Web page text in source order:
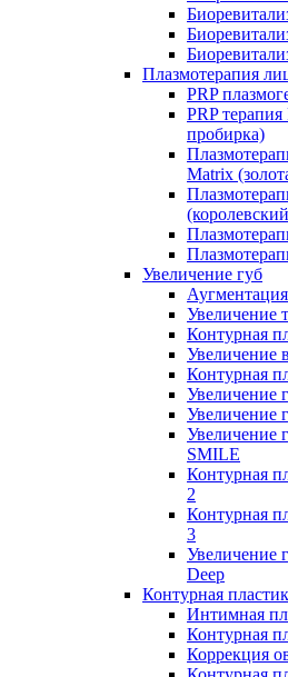
Плазмотерапия
PRP
PRP
пробирка)
Matrix
Увеличение губ
Увеличение
Контурная
Увеличение
Контурная
Увеличение
Увеличение
Увеличение
SMILE
Контурная
2
Контурная
3
Увеличение
Deep
Контурная
Интимная
Контурная
Коррекция